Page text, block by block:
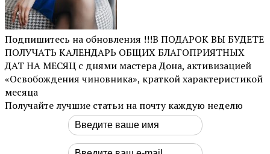
Подпишитесь на обновления !!!В ПОДАРОК ВЫ БУДЕТЕ
ПОЛУЧАТЬ КАЛЕНДАРЬ ОБЩИХ БЛАГОПРИЯТНЫХ
ДАТ НА МЕСЯЦ с днями мастера Дона, активизацией
«Освобождения чиновника», краткой характеристикой
месяца
Получайте лучшие статьи на почту каждую неделю